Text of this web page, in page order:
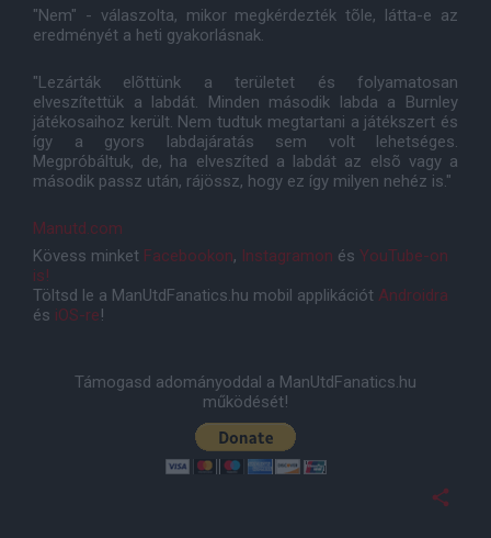
"Nem" - válaszolta, mikor megkérdezték tõle, látta-e az
eredményét a heti gyakorlásnak.
"Lezárták elõttünk a területet és folyamatosan
elveszítettük a labdát. Minden második labda a Burnley
játékosaihoz került. Nem tudtuk megtartani a játékszert és
így a gyors labdajáratás sem volt lehetséges.
Megpróbáltuk, de, ha elveszíted a labdát az elsõ vagy a
második passz után, rájössz, hogy ez így milyen nehéz is."
Manutd.com
Kövess minket Facebookon, Instagramon és YouTube-on
is!
Töltsd le a ManUtdFanatics.hu mobil applikációt Androidra
és iOS-re!
Támogasd adományoddal a ManUtdFanatics.hu
működését!